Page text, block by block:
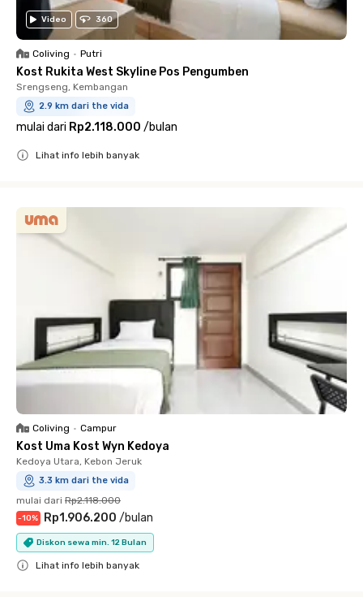
Video 360
Coliving • Putri
Kost Rukita West Skyline Pos Pengumben
Srengseng, Kembangan
2.9 km dari the vida
mulai dari Rp2.118.000 /bulan
Lihat info lebih banyak
Coliving • Campur
Kost Uma Kost Wyn Kedoya
Kedoya Utara, Kebon Jeruk
3.3 km dari the vida
mulai dari Rp2.118.000
-10% Rp1.906.200 /bulan
Diskon sewa min. 12 Bulan
Lihat info lebih banyak